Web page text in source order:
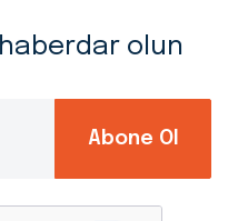
olun
Abone Ol